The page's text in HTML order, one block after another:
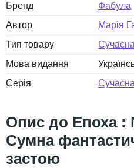
Бренд
Фабула
Автор
Марія
Тип товару
Мова видання
Серія
Епоха :
Сумна
застою